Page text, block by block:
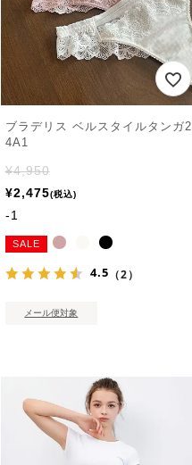
ブラデリス ベルスタイルタンガ2
4A1
¥4,950
¥2,475 税込
-1
SALE
4.5 （2）
メール便対象